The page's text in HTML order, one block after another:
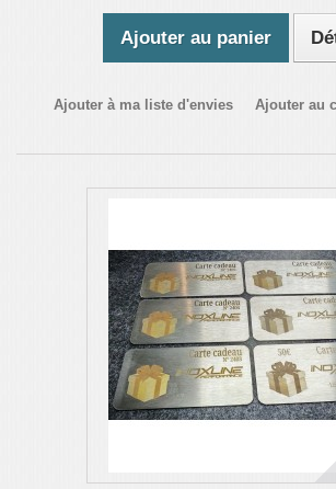
Ajouter au panier
Ajouter à ma liste d'envies Ajouter au